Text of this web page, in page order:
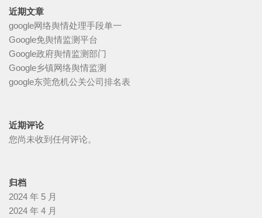
近期文章
google网络舆情处理手段单一
Google免舆情监测平台
Google政府舆情监测部门
Google乡镇网络舆情监测
google东莞危机公关公司排名表
近期评论
您尚未收到任何评论。
归档
2024 年 5 月
2024 年 4 月